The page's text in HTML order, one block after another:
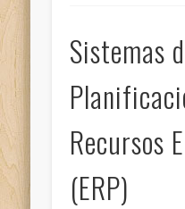
Sistemas
Recursos
(ERP)